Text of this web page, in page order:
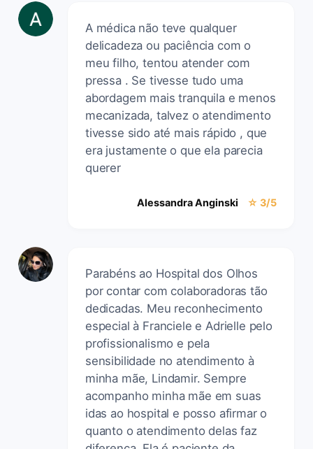
A médica não teve qualquer
delicadeza ou paciência com o
meu filho, tentou atender com
pressa . Se tivesse tudo uma
abordagem mais tranquila e menos
mecanizada, talvez o atendimento
tivesse sido até mais rápido , que
era justamente o que ela parecia
querer
Alessandra Anginski ☆ 3/5
Parabéns ao Hospital dos Olhos
por contar com colaboradoras tão
dedicadas. Meu reconhecimento
especial à Franciele e Adrielle pelo
profissionalismo e pela
sensibilidade no atendimento à
minha mãe, Lindamir. Sempre
acompanho minha mãe em suas
idas ao hospital e posso afirmar o
quanto o atendimento delas faz